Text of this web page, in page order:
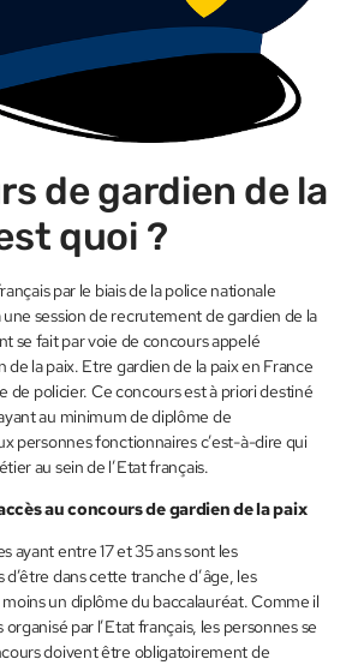
de gardien de la
quoi ?
par le biais de la police nationale
session de recrutement de gardien de la
se fait par voie de concours appelé
de la paix. Etre gardien de la paix en France
de policier. Ce concours est à priori destiné
au minimum de diplôme de
personnes fonctionnaires c’est-à-dire qui
au sein de l’Etat français.
au concours de gardien de la paix
ayant entre 17 et 35 ans sont les
dans cette tranche d’âge, les
un diplôme du baccalauréat. Comme il
organisé par l’Etat français, les personnes se
doivent être obligatoirement de